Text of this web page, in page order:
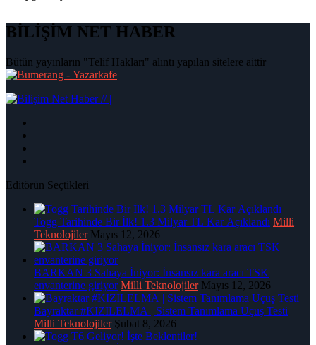
BİLİŞİM NET HABER
Bütün yayınların "Telif Hakları" alıntı yapılan sitelere aittir
|
Editörün Seçtikleri
Togg Tarihinde Bir İlk! 1.3 Milyar TL Kar Açıklandı Milli
Teknolojiler Mayıs 12, 2026
BARKAN 3 Sahaya İniyor: İnsansız kara aracı TSK
envanterine giriyor Milli Teknolojiler Mayıs 12, 2026
Bayraktar #KIZILELMA | Sistem Tanımlama Uçuş Testi
Milli Teknolojiler Şubat 8, 2026